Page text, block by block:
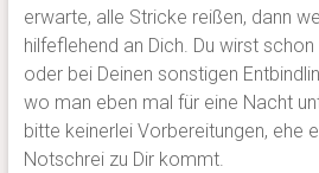
erwarte, alle Stricke reißen, dann
hilfeflehend an Dich. Du wirst
oder bei Deinen sonstigen
wo man eben mal für eine Nacht
bitte keinerlei Vorbereitungen, ehe
Notschrei zu Dir kommt.